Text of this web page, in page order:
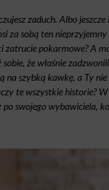
zaduch. Albo jeszcze
za sobą ten nieprzyjemny
zatrucie pokarmowe? A
że właśnie
na szybką kawkę, a Ty nie
te wszystkie historie?
po swojego wybawiciela,